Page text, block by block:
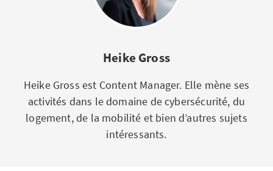
Heike Gross
Heike Gross est Content Manager. Elle mène ses
activités dans le domaine de cybersécurité, du
logement, de la mobilité et bien d’autres sujets
intéressants.